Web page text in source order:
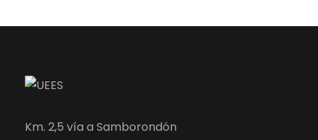
Km. 2,5 vía a Samborondón